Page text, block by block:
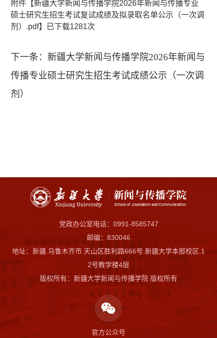
附件【新疆大学新闻与传播学院2026年新闻与传播专业
硕士研究生招生考试复试成绩及拟录取名单公示（一次调
剂）.pdf】已下载1281次
下一条：新疆大学新闻与传播学院2026年新闻与
传播专业硕士研究生招生考试成绩公示（一次调
剂）
党政办公室电话：0991-8585747
邮编：830046
地址：新疆.乌鲁木齐市.天山区胜利路666号.新疆大学本部校区.1
2号教学楼4层
版权所有：新疆大学新闻与传播学院 版权所有
官方公众号